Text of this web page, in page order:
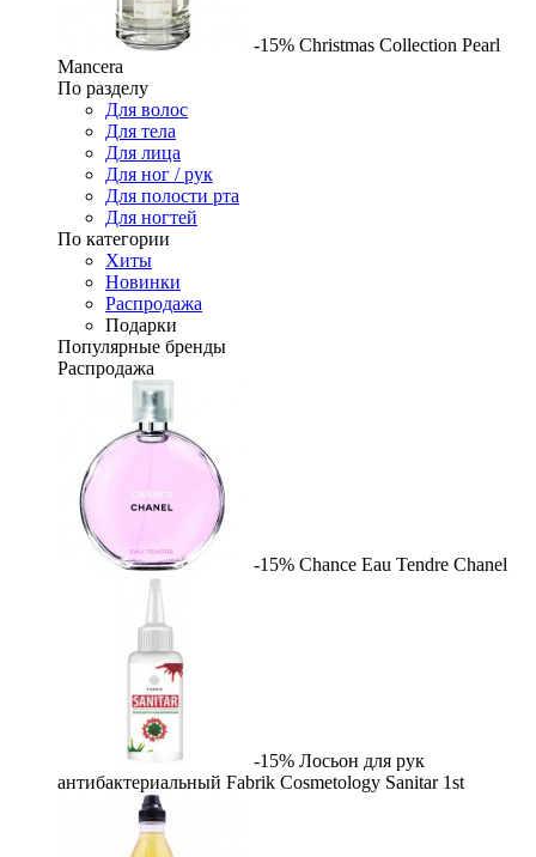
-15% Christmas Collection Pearl
Mancera
По разделу
Для волос
Для тела
Для лица
Для ног / рук
Для полости рта
Для ногтей
По категории
Хиты
Новинки
Распродажа
Подарки
Популярные бренды
Распродажа
-15% Chance Eau Tendre Chanel
-15% Лосьон для рук
антибактериальный Fabrik Cosmetology Sanitar 1st